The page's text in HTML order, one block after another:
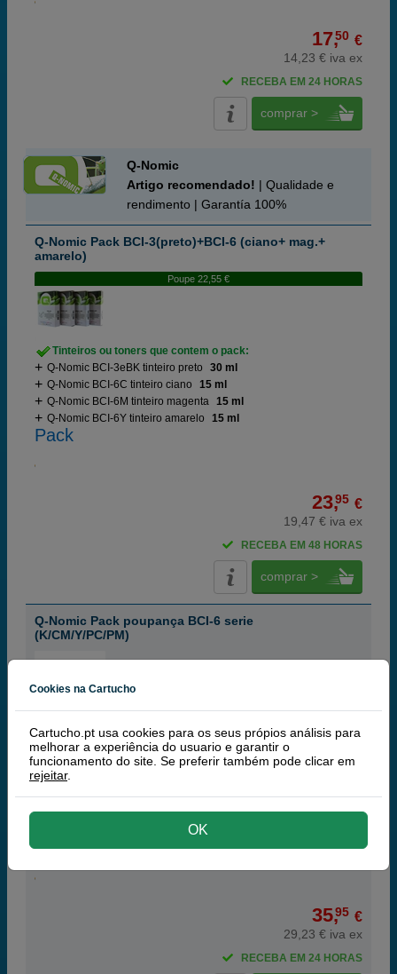
17,50 €
14,23 € iva ex
RECEBA EM 24 HORAS
comprar >
Q-Nomic
Artigo recomendado! | Qualidade e
rendimento | Garantía 100%
Q-Nomic Pack BCI-3(preto)+BCI-6 (ciano+ mag.+
amarelo)
Poupe 22,55 €
Tinteiros ou toners que contem o pack:
Q-Nomic BCI-3eBK tinteiro preto
30 ml
Q-Nomic BCI-6C tinteiro ciano
15 ml
Q-Nomic BCI-6M tinteiro magenta 15 ml
Q-Nomic BCI-6Y tinteiro amarelo
15 ml
Pack
23,95 €
19,47 € iva ex
RECEBA EM 48 HORAS
comprar >
Q-Nomic Pack poupança BCI-6 serie
(K/CM/Y/PC/PM)
Tinteiros ou toners que contem o pack:
Q-Nomic BCI-6BK tinteiro preto
15 ml
Q-Nomic BCI-6C tinteiro ciano 15 ml
Q-Nomic BCI-6M tinteiro magenta
Q-Nomic BCI-6Y tinteiro amarelo 15 ml
Q-Nomic BCI-6PC tinteiro foto ciano 15 ml
Q-Nomic BCI-6PM tinteiro foto magenta
Pack
35,95 €
29,23 € iva ex
RECEBA EM 24 HORAS
Cookies na Cartucho
Cartucho.pt usa cookies para os seus própios análisis para
melhorar a experiência do usuario e garantir o
funcionamento do site. Se preferir também pode clicar em
rejeitar.
OK